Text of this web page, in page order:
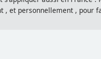
et personnellement , pour